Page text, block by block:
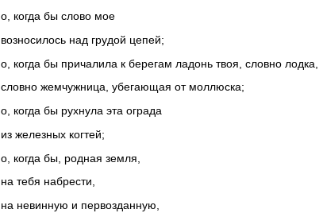
о, когда бы слово мое
возносилось над грудой цепей;
о, когда бы причалила к берегам ладонь твоя, словно лодка,
словно жемчужница, убегающая от моллюска;
о, когда бы рухнула эта ограда
из железных когтей;
о, когда бы, родная земля,
на тебя набрести,
на невинную и первозданную,